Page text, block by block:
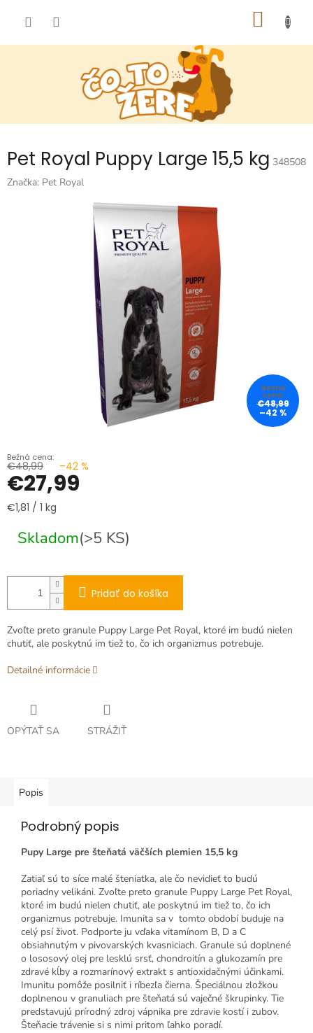
Pet Royal Puppy Large 15,5 kg 348508
Značka: Pet Royal
€48,99
–42 %
€48,99 –42 %
€27,99
Jednotková
€1,81 / 1 kg
Skladom(>5 KS)
Pridať do košíka
Zvoľte preto granule Puppy Large Pet Royal, ktoré im budú nielen
chutiť, ale poskytnú im tiež to, čo ich organizmus potrebuje.
Detailné informácie
OPÝTAŤ SA STRÁŽIŤ
Popis
Podrobný popis
Pupy Large pre šteňatá väčších plemien 15,5 kg
Zatiaľ sú to síce malé šteniatka, ale čo nevidieť to budú
poriadny velikáni. Zvoľte preto granule Puppy Large Pet Royal,
ktoré im budú nielen chutiť, ale poskytnú im tiež to, čo ich
organizmus potrebuje. Imunita sa v tomto období buduje na
celý psí život. Podporte ju vďaka vitamínom B, D a C
obsiahnutým v pivovarských kvasniciach. Granule sú doplnené
o lososový olej pre lesklú srsť, chondroitín a glukozamín pre
zdravé kĺby a rozmarínový extrakt s antioxidačnými účinkami.
Imunitu pomôže posilniť i ríbezľa čierna. Špeciálnou zložkou
doplnenou v granuliach pre šteňatá sú vaječné škrupinky. Tie
predstavujú prírodný zdroj vápnika pre zdravie kostí i zubov.
Šteňacie trávenie si s nimi pritom ľahko poradí.